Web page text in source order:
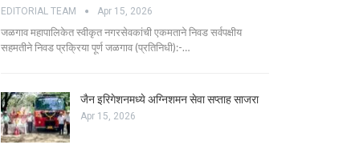
EDITORIAL TEAM Apr 15, 2026
जळगाव महापालिकेत स्वीकृत नगरसेवकांची एकमताने निवड सर्वपक्षीय
सहमतीने निवड प्रक्रिया पूर्ण जळगाव (प्रतिनिधी):-…
जैन इरिगेशनमध्ये अग्निशमन सेवा सप्ताह साजरा
Apr 15, 2026